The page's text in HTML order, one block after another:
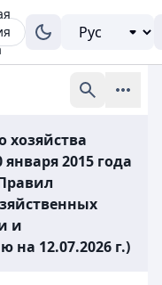
хозяйства
2015 года
и
на 12.07.2026 г.)